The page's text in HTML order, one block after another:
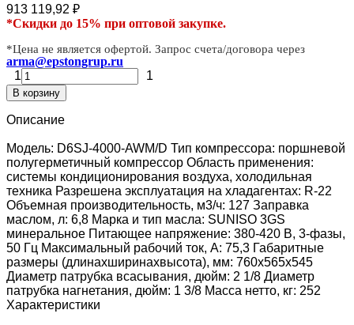
913 119,92 ₽
*Скидки до 15% при оптовой закупке.
*Цена не является офертой. Запрос счета/договора через
arma@epstongrup.ru
1
1
В корзину
Описание
Модель: D6SJ-4000-AWM/D Тип компрессора: поршневой
полугерметичный компрессор Область применения:
системы кондиционирования воздуха, холодильная
техника Разрешена эксплуатация на хладагентах: R-22
Объемная производительность, м3/ч: 127 Заправка
маслом, л: 6,8 Марка и тип масла: SUNISO 3GS
минеральное Питающее напряжение: 380-420 В, 3-фазы,
50 Гц Максимальный рабочий ток, А: 75,3 Габаритные
размеры (длинаxширинаxвысота), мм: 760x565x545
Диаметр патрубка всасывания, дюйм: 2 1/8 Диаметр
патрубка нагнетания, дюйм: 1 3/8 Масса нетто, кг: 252
Характеристики